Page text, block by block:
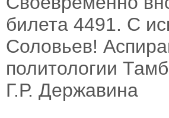
билета 4491. С
Соловьев!
политологии
Г.Р. Державина